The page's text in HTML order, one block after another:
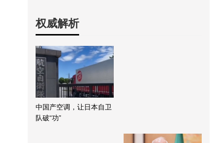
权威解析
中国产空调，让日本自卫
队破“功”